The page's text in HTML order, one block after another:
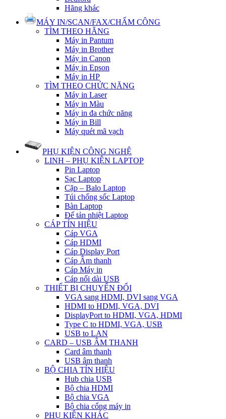
Hãng khác
MÁY IN/SCAN/FAX/CHẤM CÔNG
TÌM THEO HÃNG
Máy in Pantum
Máy in Brother
Máy in Canon
Máy in Epson
Máy in HP
TÌM THEO CHỨC NĂNG
Máy in Laser
Máy in Màu
Máy in đa chức năng
Máy in Bill
Máy quét mã vạch
PHỤ KIỆN CÔNG NGHỆ
LINH – PHỤ KIỆN LAPTOP
Pin Laptop
Sạc Laptop
Cặp – Balo Laptop
Túi chống sốc Laptop
Bàn Laptop
Đế tản nhiệt Laptop
CÁP TÍN HIỆU
Cáp VGA
Cáp HDMI
Cáp Display Port
Cáp Âm thanh
Cáp Máy in
Cáp nối dài USB
THIẾT BỊ CHUYỂN ĐỔI
VGA sang HDMI, DVI sang VGA
HDMI to HDMI, VGA, DVI
DisplayPort to HDMI, VGA, HDMI
Type C to HDMI, VGA, USB
USB to LAN
CARD – USB ÂM THANH
Card âm thanh
USB âm thanh
BỘ CHIA TÍN HIỆU
Hub chia USB
Bộ chia HDMI
Bộ chia VGA
Bộ chia cổng máy in
PHỤ KIỆN KHÁC